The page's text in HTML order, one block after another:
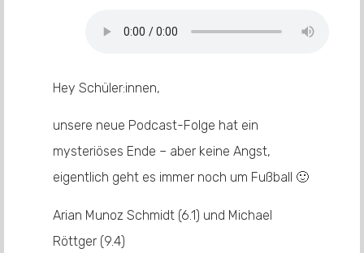
Hey Schüler:innen,
unsere neue Podcast-Folge hat ein
mysteriöses Ende – aber keine Angst,
eigentlich geht es immer noch um Fußball 🙂
Arian Munoz Schmidt (6.1) und Michael
Röttger (9.4)